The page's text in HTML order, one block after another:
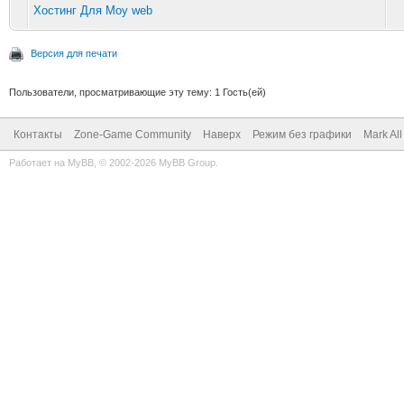
Хостинг Для Moy web
Версия для печати
Пользователи, просматривающие эту тему: 1 Гость(ей)
Контакты Zone-Game Community Наверх Режим без графики Mark
Работает на MyBB , © 2002-2026 MyBB Group